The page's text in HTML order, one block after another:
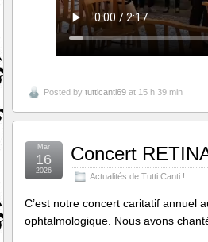
Posted by tutticanti69 at 15 h 39 min
Concert
Actualités de Tutti Canti !
Mar
16
2026
C’est notre concert caritatif annuel
ophtalmologique. Nous avons